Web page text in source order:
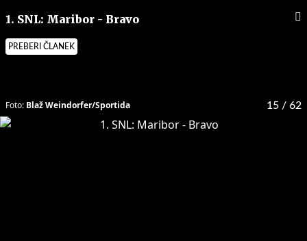
1. SNL: Maribor - Bravo
PREBERI ČLANEK
15 / 62
Foto: Blaž Weindorfer/Sportida